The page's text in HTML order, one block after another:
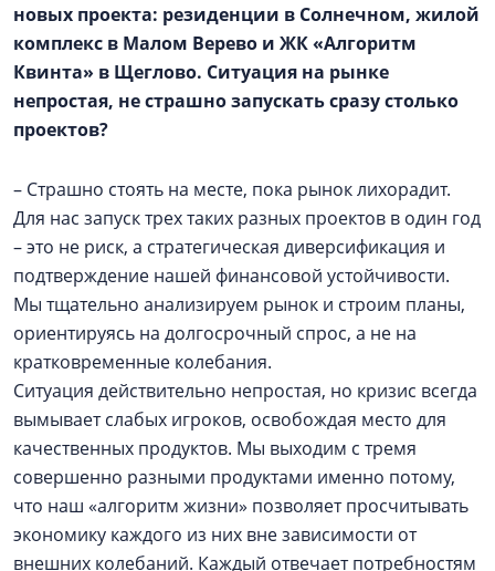
новых проекта: резиденции в Солнечном, жилой
комплекс в Малом Верево и ЖК «Алгоритм
Квинта» в Щеглово. Ситуация на рынке
непростая, не страшно запускать сразу столько
проектов?
– Страшно стоять на месте, пока рынок лихорадит.
Для нас запуск трех таких разных проектов в один год
– это не риск, а стратегическая диверсификация и
подтверждение нашей финансовой устойчивости.
Мы тщательно анализируем рынок и строим планы,
ориентируясь на долгосрочный спрос, а не на
кратковременные колебания.
Ситуация действительно непростая, но кризис всегда
вымывает слабых игроков, освобождая место для
качественных продуктов. Мы выходим с тремя
совершенно разными продуктами именно потому,
что наш «алгоритм жизни» позволяет просчитывать
экономику каждого из них вне зависимости от
внешних колебаний. Каждый отвечает потребностям